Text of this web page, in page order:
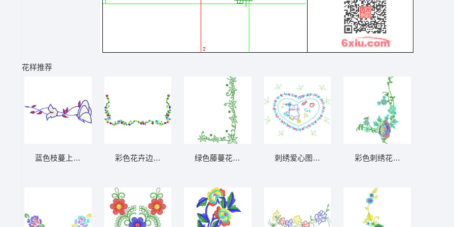
花样推荐
蓝色枝蔓上的蝴蝶与叶片 免费大花系列1万针彩色花卉边框装饰 免费大花系列1万针以上绿色藤蔓花卉边框图案 免费大花系列1万针以刺绣爱心图案设计 免费大花系列1万针以上
彩色刺绣花卉图案 免费大花